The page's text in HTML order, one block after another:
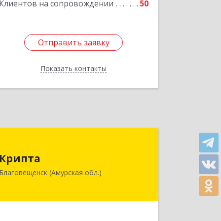
Клиентов на сопровождении 50
Отправить заявку
Показать контакты
Отправить заявку
Назад
Крипта
Благовещенск (Амурская обл.)
675000, Амурская обл, Благовещенск
г, Амурская ул, дом № 236, оф.7-8
Подробнее